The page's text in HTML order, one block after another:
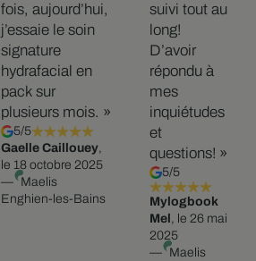
fois, aujourd’hui,
j’essaie le soin
signature
hydrafacial en
pack sur
plusieurs mois. »
5/5
Gaelle Caillouey,
le 18 octobre 2025
— Maelis
Enghien-les-Bains
suivi tout au
long!
D’avoir
répondu à
mes
inquiétudes
et
questions! »
5/5
Mylogbook
Mel , le 26 mai
2025
— Maelis